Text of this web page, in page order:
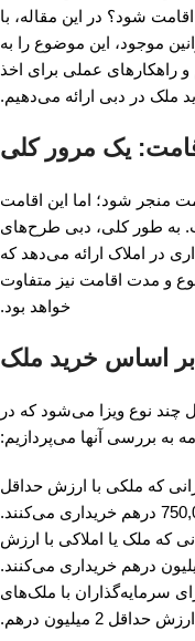
شود؟ در این مقاله، با
موجود، این موضوع را به
راهکارهای عملی برای اخذ
ملک در دبی ارائه می‌دهیم.
منجر شود؛ اما این اقامت
به طور کلی، دبی طرح‌های
در املاک ارائه می‌دهد که
و مدت اقامت نیز متفاوت
خواهد بود.
نوع ویزا می‌شود که در
به بررسی آنها می‌پردازیم:
که ملکی با ارزش حداقل
می‌کنند.
که ملک یا املاکی با ارزش
سرمایه‌گذاران با ملک‌های
2 میلیون درهم.